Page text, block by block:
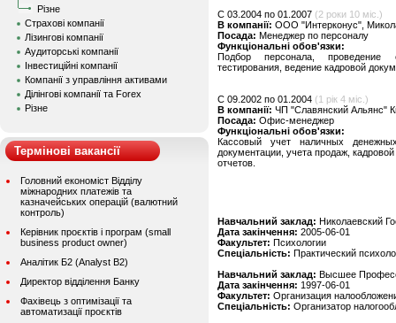
Різне
Страхові компанії
Лізингові компанії
Аудиторські компанії
Інвестиційні компанії
Компанії з управління активами
Ділінгові компанії та Forex
Різне
Термінові вакансії
Головний економіст Відділу
міжнародних платежів та
казначейських операцій (валютний
контроль)
Керівник проєктів і програм (small
business product owner)
Аналітик Б2 (Analyst B2)
Директор відділення Банку
Фахівець з оптимізації та
автоматизації проєктів
C 03.2004 по 01.2007 (2 роки 10 міс.)
В компанії: ООО "Интерконус",
Посада: Менеджер по персоналу
Функціональні обов'язки:
Подбор персонала, проведение
тестирования, ведение кадровой
C 09.2002 по 01.2004 (1 рік 4 міс.)
В компанії: ЧП "Славянский Альянс"
Посада: Офис-менеджер
Функціональні обов'язки:
Кассовый учет наличных
документации, учета продаж,
отчетов.
Навчальний заклад: Николаевский
Дата закінчення: 2005-06-01
Факультет: Психологии
Спеціальність: Практический
Навчальний заклад: Высшее
Дата закінчення: 1997-06-01
Факультет: Организация
Спеціальність: Организатор